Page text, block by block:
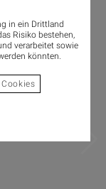
in ein Drittland
Risiko bestehen,
verarbeitet sowie
könnten.